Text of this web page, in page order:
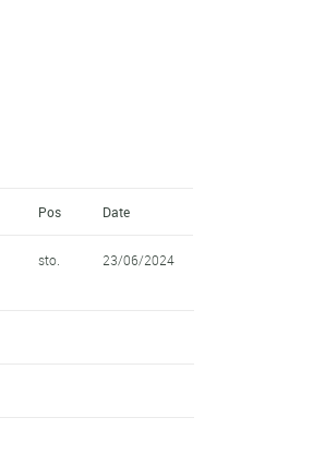
Pos Date
sto. 23/06/2024